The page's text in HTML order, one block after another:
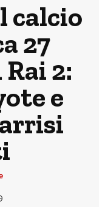
calcio
27
2:
e